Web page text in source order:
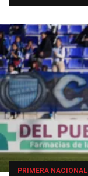
PRIMERA NACIONAL